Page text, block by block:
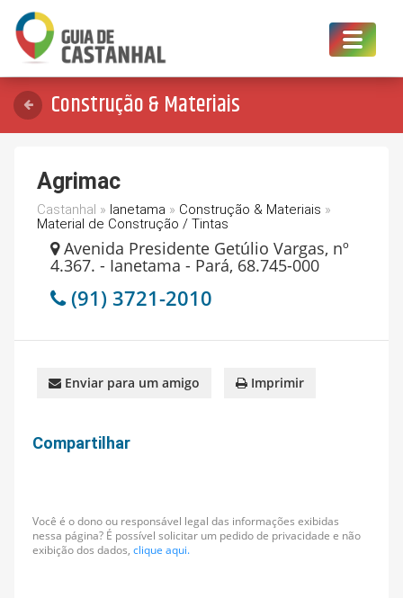
Toggle
Construção & Materiais
Agrimac
Castanhal » Ianetama » Construção & Materiais »
Material de Construção / Tintas
Avenida Presidente Getúlio Vargas, nº
4.367. - Ianetama - Pará, 68.745-000
(91) 3721-2010
Enviar para um amigo Imprimir
Compartilhar
Você é o dono ou responsável legal das informações exibidas
nessa página? É possível solicitar um pedido de privacidade e não
exibição dos dados, clique aqui.